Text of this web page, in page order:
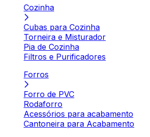
Cozinha
Cubas para Cozinha
Torneira e Misturador
Pia de Cozinha
Filtros e Purificadores
Forros
Forro de PVC
Rodaforro
Acessórios para acabamento
Cantoneira para Acabamento